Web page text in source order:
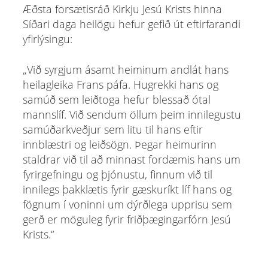
Æðsta forsætisráð Kirkju Jesú Krists hinna
Síðari daga heilögu hefur gefið út eftirfarandi
yfirlýsingu:
„Við syrgjum ásamt heiminum andlát hans
heilagleika Frans páfa. Hugrekki hans og
samúð sem leiðtoga hefur blessað ótal
mannslíf. Við sendum öllum þeim innilegustu
samúðarkveðjur sem litu til hans eftir
innblæstri og leiðsögn. Þegar heimurinn
staldrar við til að minnast fordæmis hans um
fyrirgefningu og þjónustu, finnum við til
innilegs þakklætis fyrir gæskuríkt líf hans og
fögnum í voninni um dýrðlega upprisu sem
gerð er möguleg fyrir friðþægingarfórn Jesú
Krists.“